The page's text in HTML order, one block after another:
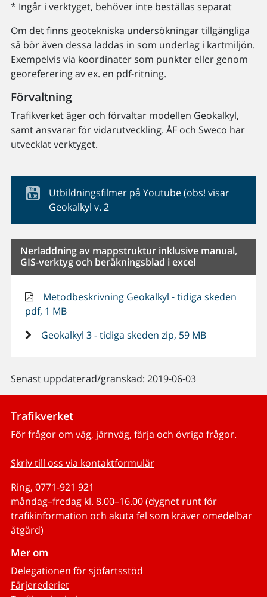
* Ingår i verktyget, behöver inte beställas separat
Om det finns geotekniska undersökningar tillgängliga
så bör även dessa laddas in som underlag i kartmiljön.
Exempelvis via koordinater som punkter eller genom
georeferering av ex. en pdf-ritning.
Förvaltning
Trafikverket äger och förvaltar modellen Geokalkyl,
samt ansvarar för vidarutveckling. ÅF och Sweco har
utvecklat verktyget.
Utbildningsfilmer på Youtube (obs! visar
Geokalkyl v. 2
Nerladdning av mappstruktur inklusive manual,
GIS-verktyg och beräkningsblad i excel
Metodbeskrivning Geokalkyl - tidiga skeden
pdf, 1 MB
Geokalkyl 3 - tidiga skeden zip, 59 MB
Senast uppdaterad/granskad: 2019-06-03
Trafikverket
För frågor om väg, järnväg, färja och övriga frågor.
Skriv till oss via kontaktformulär
Ring, 0771-921 921
måndag–fredag kl. 8.00–16.00 (dygnet runt för
trafikinformation och akuta fel som kräver omedelbar
åtgärd)
Mer om
Delegationen för sjöfartsstöd
Färjerederiet